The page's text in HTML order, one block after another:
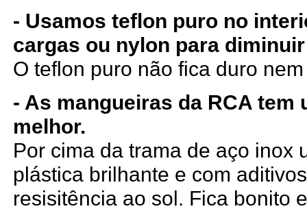
- Usamos teflon puro no
cargas ou nylon para
O teflon puro não fica duro
- As mangueiras da RCA tem
melhor.
Por cima da trama de aço inox
plástica brilhante e com
resisitência ao sol. Fica bonito